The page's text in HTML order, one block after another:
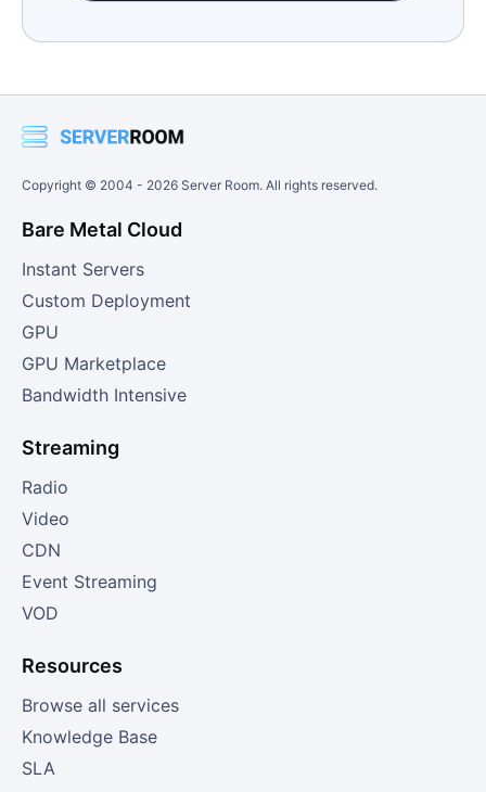
Copyright © 2004 - 2026 Server Room. All rights reserved.
Bare Metal Cloud
Instant Servers
Custom Deployment
GPU
GPU Marketplace
Bandwidth Intensive
Streaming
Radio
Video
CDN
Event Streaming
VOD
Resources
Browse all services
Knowledge Base
SLA